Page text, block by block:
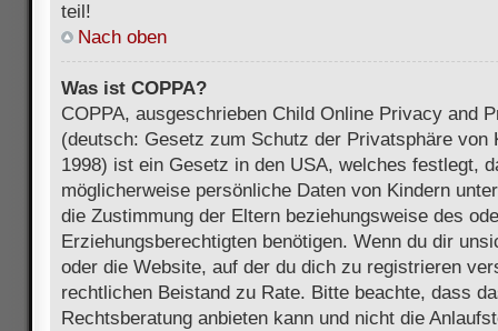
teil!
Nach oben
Was ist COPPA?
COPPA, ausgeschrieben Child Online Privacy and
(deutsch: Gesetz zum Schutz der Privatsphäre von
1998) ist ein Gesetz in den USA, welches festlegt,
möglicherweise persönliche Daten von Kindern
die Zustimmung der Eltern beziehungsweise des
Erziehungsberechtigten benötigen. Wenn du dir
oder die Website, auf der du dich zu registrieren
rechtlichen Beistand zu Rate. Bitte beachte, dass
Rechtsberatung anbieten kann und nicht die